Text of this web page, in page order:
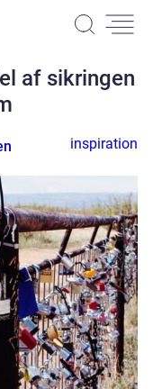
af sikringen
inspiration